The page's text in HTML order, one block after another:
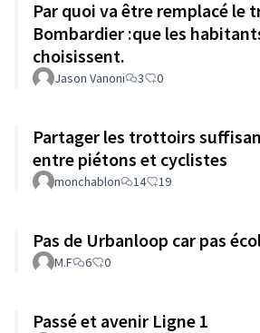
Par quoi va être remplacé le
Bombardier :que les
choisissent.
Jason Vanoni 3 0
Partager les trottoirs
entre piétons et cyclistes
monchablon 14 19
Pas de Urbanloop car pas
M.F 6 0
Passé et avenir Ligne 1